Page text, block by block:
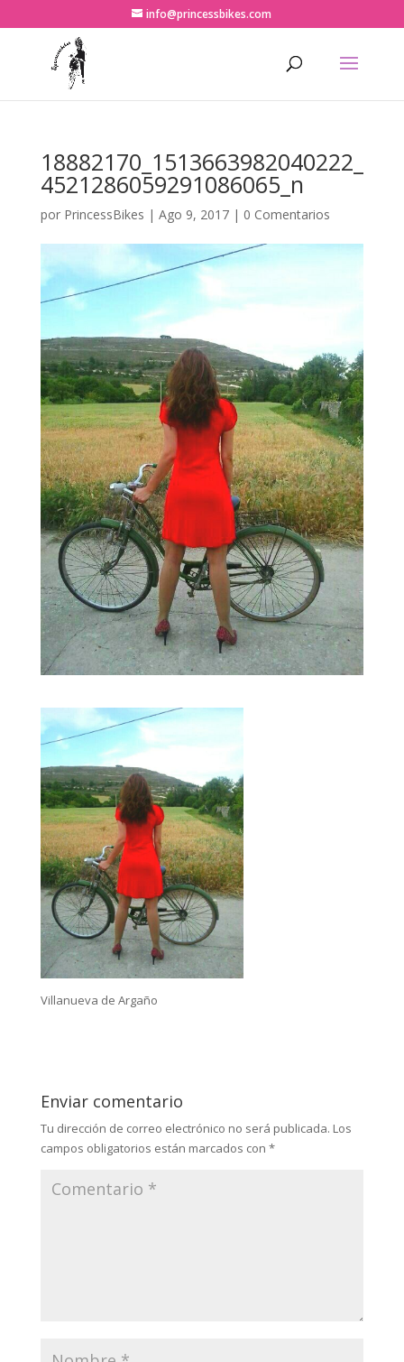
info@princessbikes.com
18882170_1513663982040222_
4521286059291086065_n
por PrincessBikes | Ago 9, 2017| 0 Comentarios
Villanueva de Argaño
Enviar comentario
Tu dirección de correo electrónico no será publicada. Los
campos obligatorios están marcados con *